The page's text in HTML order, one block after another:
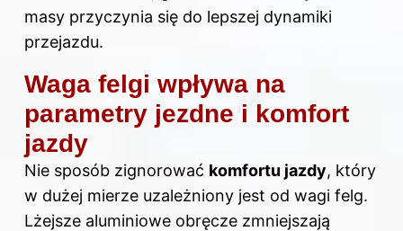
masy przyczynia się do lepszej dynamiki
przejazdu.
Waga felgi wpływa na
parametry jezdne i komfort
jazdy
Nie sposób zignorować komfortu jazdy, który
w dużej mierze uzależniony jest od wagi felg.
Lżejsze aluminiowe obręcze zmniejszają